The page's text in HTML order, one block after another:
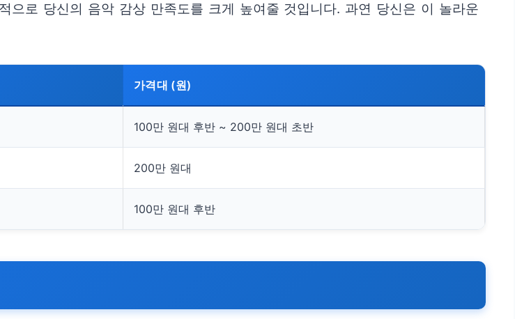
로 당신의 음악 감상 만족도를 크게 높여줄 것입니다. 과연 당신은 이 놀라운
가격대 (원)
100만 원대 후반 ~ 200만 원대 초반
200만 원대
100만 원대 후반